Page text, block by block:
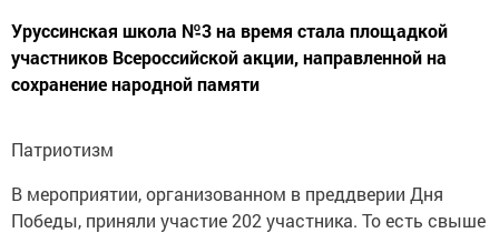
Уруссинская школа №3 на время стала площадкой
участников Всероссийской акции, направленной на
сохранение народной памяти
Патриотизм
В мероприятии, организованном в преддверии Дня
Победы, приняли участие 202 участника. То есть свыше